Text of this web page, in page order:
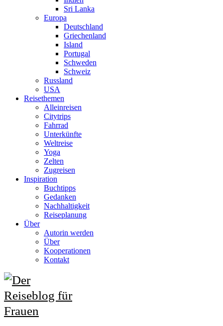
Sri Lanka
Europa
Deutschland
Griechenland
Island
Portugal
Schweden
Schweiz
Russland
USA
Reisethemen
Alleinreisen
Citytrips
Fahrrad
Unterkünfte
Weltreise
Yoga
Zelten
Zugreisen
Inspiration
Buchtipps
Gedanken
Nachhaltigkeit
Reiseplanung
Über
Autorin werden
Über
Kooperationen
Kontakt